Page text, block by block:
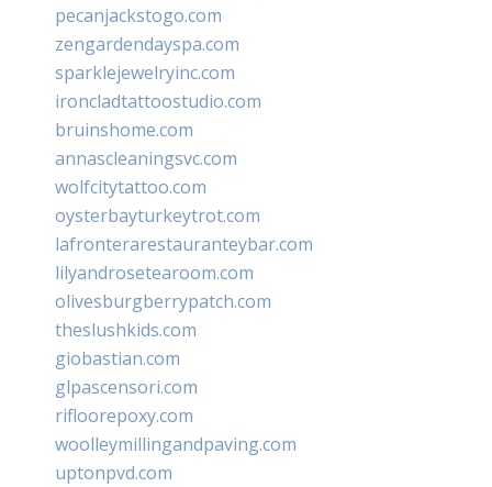
pecanjackstogo.com
zengardendayspa.com
sparklejewelryinc.com
ironcladtattoostudio.com
bruinshome.com
annascleaningsvc.com
wolfcitytattoo.com
oysterbayturkeytrot.com
lafronterarestauranteybar.com
lilyandrosetearoom.com
olivesburgberrypatch.com
theslushkids.com
giobastian.com
glpascensori.com
rifloorepoxy.com
woolleymillingandpaving.com
uptonpvd.com